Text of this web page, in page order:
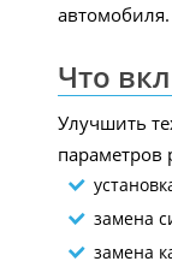
Что
Улучшить
параметров
замена
замена